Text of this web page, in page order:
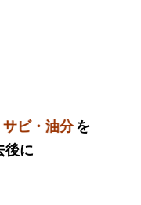
ビ・油分を
後に